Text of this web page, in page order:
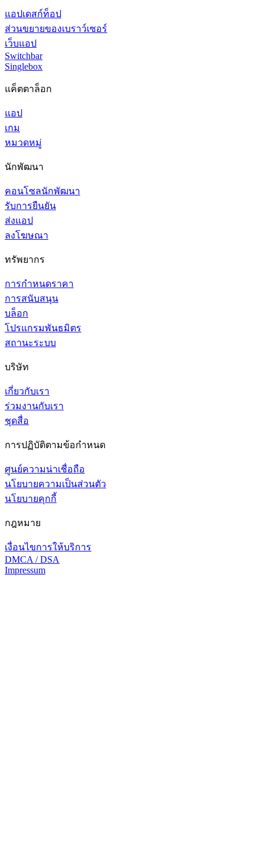
แอปเดสก์ท็อป
ส่วนขยายของเบราว์เซอร์
เว็บแอป
Switchbar
Singlebox
แค็ตตาล็อก
แอป
เกม
หมวดหมู่
นักพัฒนา
คอนโซลนักพัฒนา
รับการยืนยัน
ส่งแอป
ลงโฆษณา
ทรัพยากร
การกำหนดราคา
การสนับสนุน
บล็อก
โปรแกรมพันธมิตร
สถานะระบบ
บริษัท
เกี่ยวกับเรา
ร่วมงานกับเรา
ชุดสื่อ
การปฏิบัติตามข้อกำหนด
ศูนย์ความน่าเชื่อถือ
นโยบายความเป็นส่วนตัว
นโยบายคุกกี้
กฎหมาย
เงื่อนไขการให้บริการ
DMCA / DSA
Impressum